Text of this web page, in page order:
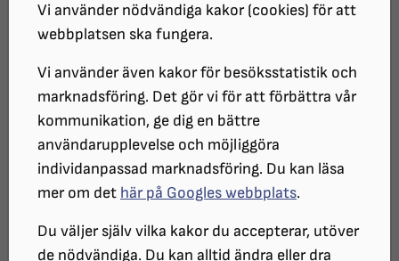
Vi använder nödvändiga kakor (cookies) för att
webbplatsen ska fungera.
Vi använder även kakor för besöksstatistik och
marknadsföring. Det gör vi för att förbättra vår
kommunikation, ge dig en bättre
användarupplevelse och möjliggöra
individanpassad marknadsföring. Du kan läsa
mer om det här på Googles webbplats.
Du väljer själv vilka kakor du accepterar, utöver
de nödvändiga. Du kan alltid ändra eller dra
SRF Nordöstra Skåne
År 1973 startades Kristianstadkretsen av Skånes
Blindförening med ordförande Leif Linné i spetsen.
Efter honom har vi haft 9 olika ordföranden, både
män och kvinnor, tills Knut Thorstensson valdes
2015. Föreningen ordnade kamratträffar, resor och
studiecirklar för medlemmarna. Bland annat
landskapscirklar, då man läste om ett landskap och